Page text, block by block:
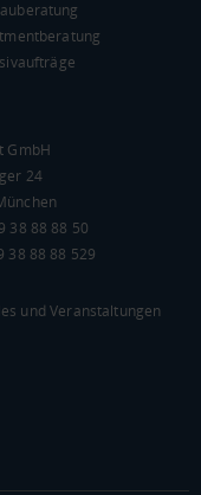
BIP je Einwohner
GmbH
24
38 88 88 50
38 88 88 529
und Veranstaltungen